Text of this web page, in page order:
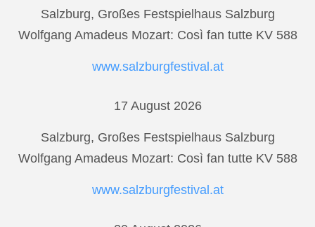
Salzburg, Großes Festspielhaus Salzburg
Wolfgang Amadeus Mozart: Così fan tutte KV 588
www.salzburgfestival.at
17 August 2026
Salzburg, Großes Festspielhaus Salzburg
Wolfgang Amadeus Mozart: Così fan tutte KV 588
www.salzburgfestival.at